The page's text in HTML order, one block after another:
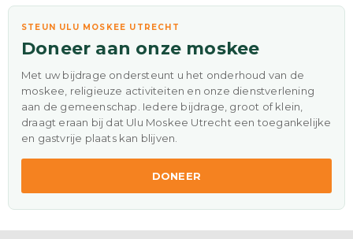
STEUN ULU MOSKEE UTRECHT
Doneer aan onze moskee
Met uw bijdrage ondersteunt u het onderhoud van de
moskee, religieuze activiteiten en onze dienstverlening
aan de gemeenschap. Iedere bijdrage, groot of klein,
draagt eraan bij dat Ulu Moskee Utrecht een toegankelijke
en gastvrije plaats kan blijven.
DONEER